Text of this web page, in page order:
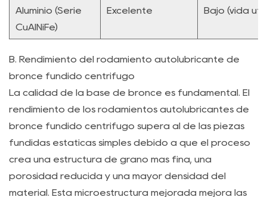
de
los
bujes
de
bronce
sin
aceite
de
alta
7.4
Aluminio (Serie
CuAlNiFe)
Excelente Bajo (vida
B. Rendimiento del rodamiento autolubricante de
bronce fundido centrífugo
La calidad de la base de bronce es fundamental. El
rendimiento de los rodamientos autolubricantes de
bronce fundido centrífugo supera al de las piezas
fundidas estáticas simples debido a que el proceso
crea una estructura de grano más fina, una
porosidad reducida y una mayor densidad del
material. Esta microestructura mejorada mejora las